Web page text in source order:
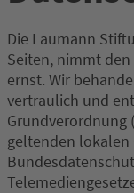
Die Laumann
Seiten, nimmt
ernst. Wir
vertraulich und
Grundverordnung
geltenden lokalen